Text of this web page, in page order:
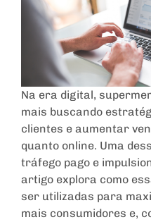
Na era digital,
mais buscando
clientes e aumentar
quanto online. Uma
tráfego pago e
artigo explora como
ser utilizadas para
mais consumidores e,